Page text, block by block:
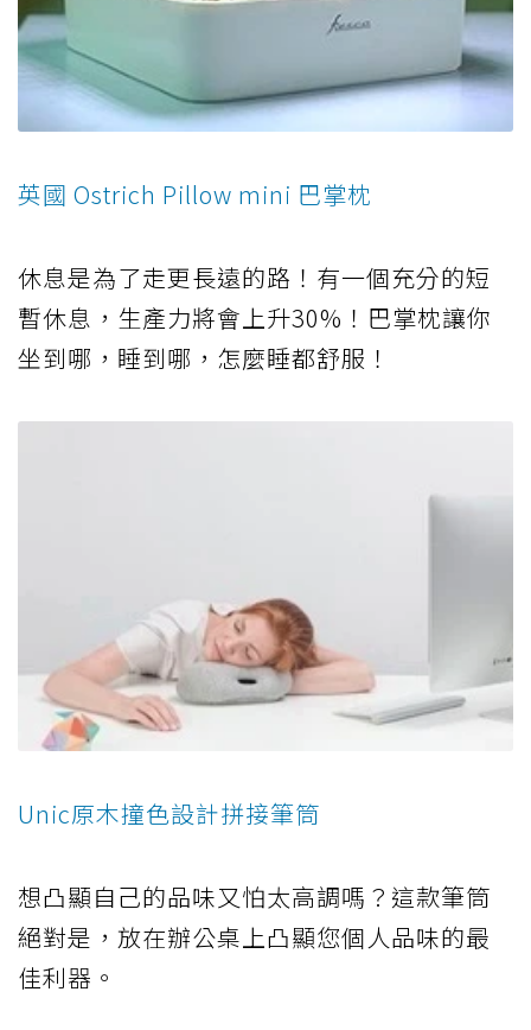
英國 Ostrich Pillow mini 巴掌枕
休息是為了走更長遠的路！有一個充分的短
暫休息，生產力將會上升30%！巴掌枕讓你
坐到哪，睡到哪，怎麼睡都舒服！
Unic原木撞色設計拼接筆筒
想凸顯自己的品味又怕太高調嗎？這款筆筒
絕對是，放在辦公桌上凸顯您個人品味的最
佳利器。